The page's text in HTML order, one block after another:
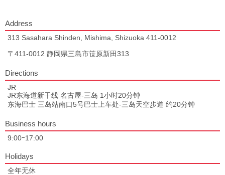
Address
313 Sasahara Shinden, Mishima, Shizuoka 411-0012
〒411-0012 静岡県三島市笹原新田313
Directions
JR
JR东海道新干线 名古屋-三岛 1小时20分钟
东海巴士 三岛站南口5号巴士上车处-三岛天空步道 约20分钟
Business hours
9:00ｰ17:00
Holidays
全年无休